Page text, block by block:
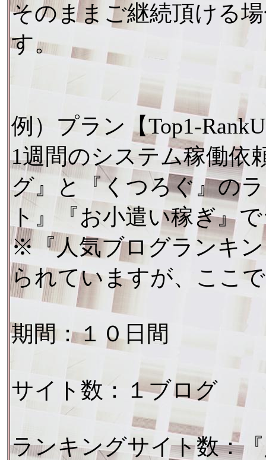
そのままご継続頂ける
す。
例）プラン【Top1-
1週間のシステム稼働依
グ』と『くつろぐ』の
ト』『お小遣い稼ぎ』
※『人気ブログランキ
られていますが、ここ
期間：１０日間
サイト数：１ブログ
ランキングサイト数：